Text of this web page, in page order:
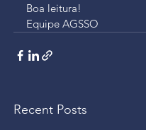
Boa leitura!
Equipe AGSSO
Recent Posts